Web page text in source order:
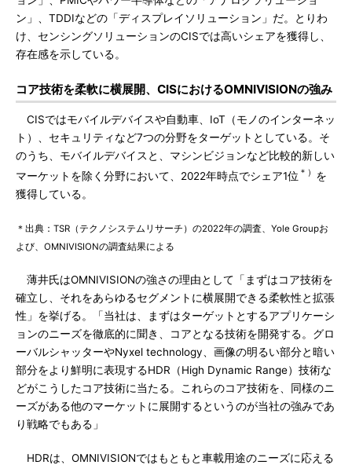
ン」、TDDIなどの「ディスプレイソリューション」だ。とりわ
け、センシングソリューションのCISでは高いシェアを獲得し、
存在感を示している。
コア技術を柔軟に横展開、CISにおけるOMNIVISIONの強み
CISではモバイルデバイスや自動車、IoT（モノのインターネッ
ト）、セキュリティなど7つの分野をターゲットとしている。そ
のうち、モバイルデバイスと、マシンビジョンなど比較的新しい
マーケットを除く分野において、2022年時点でシェア1位 ＊） を
獲得している。
＊出典：TSR（テクノシステムリサーチ）の2022年の調査、Yole Groupお
よび、OMNIVISIONの調査結果による
薄井氏はOMNIVISIONの強さの理由として「まずはコア技術を
確立し、それをあらゆるセグメントに横展開できる柔軟性と拡張
性」を挙げる。「当社は、まずはターゲットとするアプリケーシ
ョンのニーズを徹底的に聞き、コアとなる技術を開発する。グロ
ーバルシャッターやNyxel technology、画像の明るい部分と暗い
部分をより鮮明に表現するHDR（High Dynamic Range）技術な
どがこうしたコア技術に当たる。これらのコア技術を、同様のニ
ーズがある他のマーケットに展開するというのが当社の強みであ
り戦略でもある」
HDRは、OMNIVISIONではもともと車載用途のニーズに応える